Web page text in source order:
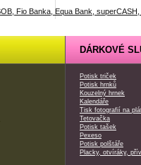
DÁRKOVÉ
Potisk triček
Potisk hrnků
Kouzelný hrnek
Kalendáře
Tisk fotografií na
Tetovačka
Potisk tašek
Pexeso
Potisk polštáře
Placky, otvíráky,